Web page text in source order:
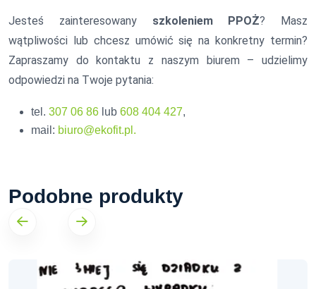
Jesteś zainteresowany szkoleniem PPOŻ? Masz
wątpliwości lub chcesz umówić się na konkretny termin?
Zapraszamy do kontaktu z naszym biurem – udzielimy
odpowiedzi na Twoje pytania:
tel. 307 06 86 lub 608 404 427,
mail: biuro@ekofit.pl.
Podobne produkty